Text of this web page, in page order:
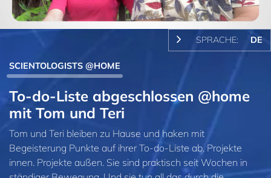
Video
SPRACHE: DE
SCIENTOLOGISTS @HOME
To-do-Liste abgeschlossen @home
mit Tom und Teri
Tom und Teri bleiben zu Hause und haken mit
Begeisterung Punkte auf ihrer To-do-Liste ab. Projekte
innen. Projekte außen. Sie sind praktisch seit Wochen in